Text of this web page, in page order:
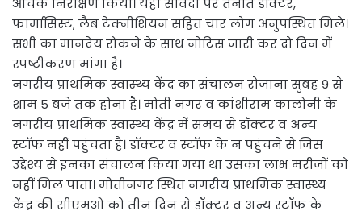
औचक निरीक्षण किया। यहां संविदा पर तैनात डॉक्टर,
फार्मासिस्ट, लैब टेक्नीशियन सहित चार लोग अनुपस्थित मिले।
सभी का मानदेय रोकने के साथ नोटिस जारी कर दो दिन में
स्पष्टीकरण मांगा है।
नगरीय प्राथमिक स्वास्थ्य केंद्र का संचालन रोजाना सुबह 9 से
शाम 5 बजे तक होना है। मोती नगर व कांशीराम कालोनी के
नगरीय प्राथमिक स्वास्थ्य केंद्र में समय से डॉक्टर व अन्य
स्टॉफ नहीं पहुंचता है। डॉक्टर व स्टॉफ के न पहुंचने से जिस
उद्देश्य से इनका संचालन किया गया था उसका लाभ मरीजों को
नहीं मिल पाता। मोतीनगर स्थित नगरीय प्राथमिक स्वास्थ्य
केंद्र की सीएमओ को तीन दिन से डॉक्टर व अन्य स्टॉफ के